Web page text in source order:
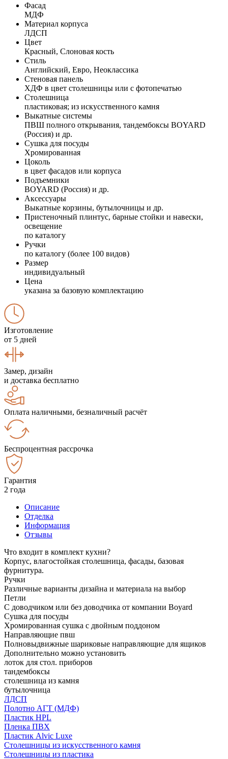
Фасад
МДФ
Материал корпуса
ЛДСП
Цвет
Красный, Слоновая кость
Стиль
Английский, Евро, Неоклассика
Стеновая панель
ХДФ в цвет столешницы или с фотопечатью
Столешница
пластиковая; из искусственного камня
Выкатные системы
ПВШ полного открывания, тандембоксы BOYARD
(Россия) и др.
Сушка для посуды
Хромированная
Цоколь
в цвет фасадов или корпуса
Подъемники
BOYARD (Россия) и др.
Аксессуары
Выкатные корзины, бутылочницы и др.
Пристеночный плинтус, барные стойки и навески,
освещение
по каталогу
Ручки
по каталогу (более 100 видов)
Размер
индивидуальный
Цена
указана за базовую комплектацию
Изготовление
от 5 дней
Замер, дизайн
и доставка бесплатно
Оплата наличными, безналичный расчёт
Беспроцентная рассрочка
Гарантия
2 года
Описание
Отделка
Информация
Отзывы
Что входит в комплект кухни?
Корпус, влагостойкая столешница, фасады, базовая
фурнитура.
Ручки
Различные варианты дизайна и материала на выбор
Петли
С доводчиком или без доводчика от компании Boyard
Сушка для посуды
Хромированная сушка с двойным поддоном
Направляющие пвш
Полновыдвижные шариковые направляющие для ящиков
Дополнительно можно установить
лоток для стол. приборов
тандембоксы
столешница из камня
бутылочница
ЛДСП
Полотно АГТ (МДФ)
Пластик HPL
Пленка ПВХ
Пластик Alvic Luxe
Столешницы из искусственного камня
Столешницы из пластика